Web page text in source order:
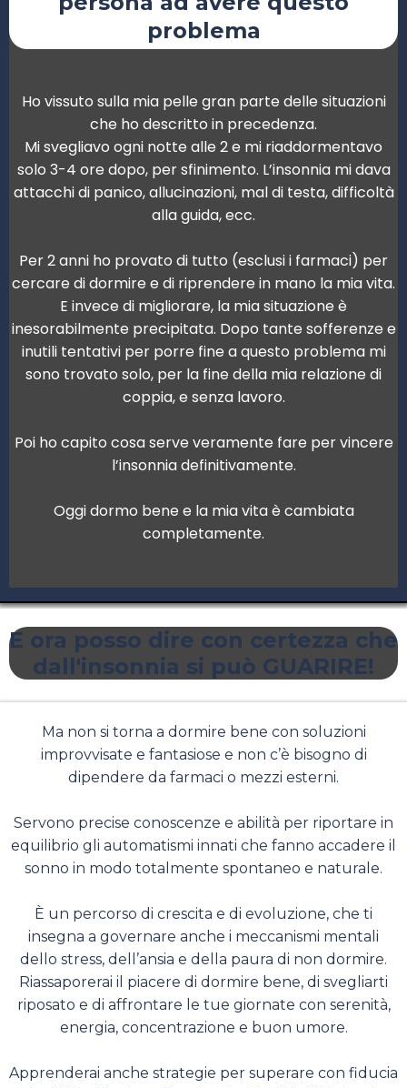
problema
Ho vissuto sulla mia pelle gran parte delle situazioni
che ho descritto in precedenza.
Mi svegliavo ogni notte alle 2 e mi riaddormentavo
solo 3-4 ore dopo, per sfinimento. L’insonnia mi dava
attacchi di panico, allucinazioni, mal di testa, difficoltà
alla guida, ecc.
Per 2 anni ho provato di tutto (esclusi i farmaci) per
cercare di dormire e di riprendere in mano la mia vita.
E invece di migliorare, la mia situazione è
inesorabilmente precipitata. Dopo tante sofferenze e
inutili tentativi per porre fine a questo problema mi
sono trovato solo, per la fine della mia relazione di
coppia, e senza lavoro.
Poi ho capito cosa serve veramente fare per vincere
l’insonnia definitivamente.
Oggi dormo bene e la mia vita è cambiata
completamente.
E ora posso dire con certezza che
dall'insonnia si può GUARIRE!
Ma non si torna a dormire bene con soluzioni
improvvisate e fantasiose e non c’è bisogno di
dipendere da farmaci o mezzi esterni.
Servono precise conoscenze e abilità per riportare in
equilibrio gli automatismi innati che fanno accadere il
sonno in modo totalmente spontaneo e naturale.
È un percorso di crescita e di evoluzione, che ti
insegna a governare anche i meccanismi mentali
dello stress, dell’ansia e della paura di non dormire.
Riassaporerai il piacere di dormire bene, di svegliarti
riposato e di affrontare le tue giornate con serenità,
energia, concentrazione e buon umore.
Apprenderai anche strategie per superare con fiducia